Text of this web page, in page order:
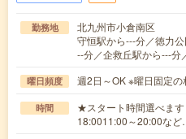
勤務地
北九州市小倉南区
守恒駅から---分／徳力
--分／企救丘駅から---分
曜日頻度 週2日～OK ※曜日固定の
時間
★スタート時間選べま
18:0011:00～20:00な